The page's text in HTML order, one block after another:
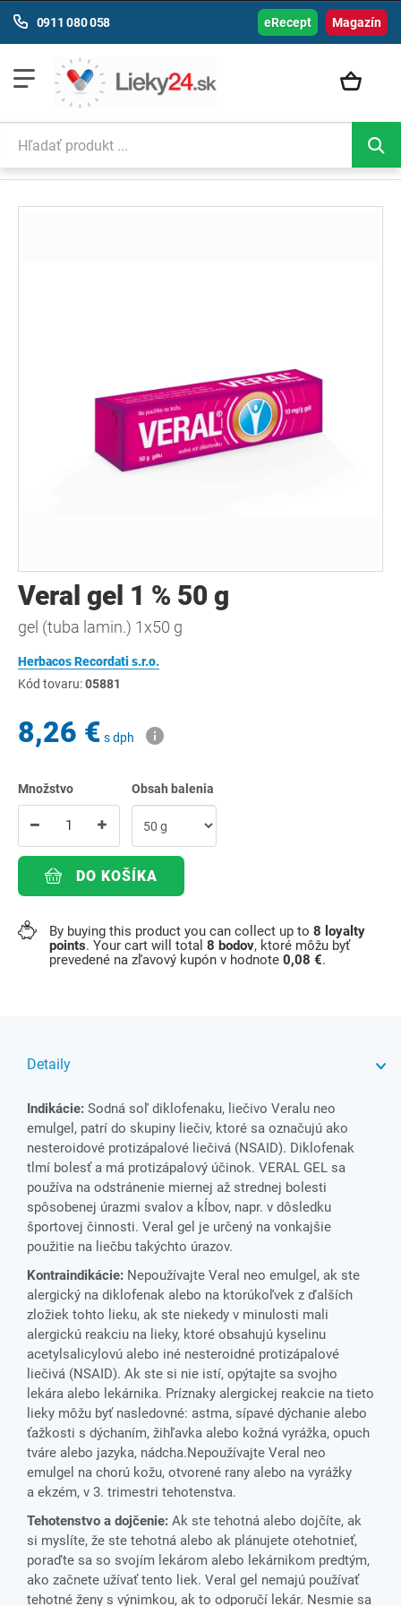
Magazín
0911 080 058 eRecept
Veral gel 1 % 50 g
gel (tuba lamin.) 1x50 g
Herbacos Recordati s.r.o.
Kód tovaru:05881
8,26 € s dph
Množstvo Obsah balenia
DO KOŠÍKA
By buying this product you can collect up to 8 loyalty
points. Your cart will total 8 bodov, ktoré môžu byť
prevedené na zľavový kupón v hodnote 0,08 €.
Detaily
Indikácie: Sodná soľ diklofenaku, liečivo Veralu neo
emulgel, patrí do skupiny liečiv, ktoré sa označujú ako
nesteroidové protizápalové liečivá (NSAID). Diklofenak
tlmí bolesť a má protizápalový účinok. VERAL GEL sa
používa na odstránenie miernej až strednej bolesti
spôsobenej úrazmi svalov a kĺbov, napr. v dôsledku
športovej činnosti. Veral gel je určený na vonkajšie
použitie na liečbu takýchto úrazov.
Kontraindikácie: Nepoužívajte Veral neo emulgel, ak ste
alergický na diklofenak alebo na ktorúkoľvek z ďalších
zložiek tohto lieku, ak ste niekedy v minulosti mali
alergickú reakciu na lieky, ktoré obsahujú kyselinu
acetylsalicylovú alebo iné nesteroidné protizápalové
liečivá (NSAID). Ak ste si nie istí, opýtajte sa svojho
lekára alebo lekárnika. Príznaky alergickej reakcie na tieto
lieky môžu byť nasledovné: astma, sípavé dýchanie alebo
ťažkosti s dýchaním, žihľavka alebo kožná vyrážka, opuch
tváre alebo jazyka, nádcha.Nepoužívajte Veral neo
emulgel na chorú kožu, otvorené rany alebo na vyrážky
a ekzém, v 3. trimestri tehotenstva.
Tehotenstvo a dojčenie: Ak ste tehotná alebo dojčíte, ak
si myslíte, že ste tehotná alebo ak plánujete otehotnieť,
poraďte sa so svojím lekárom alebo lekárnikom predtým,
ako začnete užívať tento liek. Veral gel nemajú používať
tehotné ženy s výnimkou, ak to odporučí lekár. Nesmie sa